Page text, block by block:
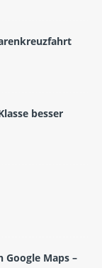
besser
Google Maps –